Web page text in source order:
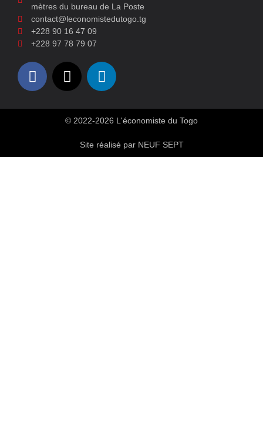
mètres du bureau de La Poste
contact@leconomistedutogo.tg
+228 90 16 47 09
+228 97 78 79 07
© 2022-2026 L'économiste du Togo
Site réalisé par NEUF SEPT